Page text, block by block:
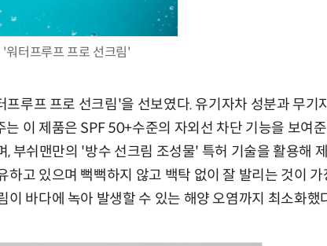
워터프루프 프로 선크림'
루프 프로 선크림'을 선보였다. 유기자차 성분과 무기
이 제품은 SPF 50+수준의 자외선 차단 기능을 보여준
부쉬맨만의 '방수 선크림 조성물' 특허 기술을 활용해 제
고 있으며 뻑뻑하지 않고 백탁 없이 잘 발리는 것이 가
바다에 녹아 발생할 수 있는 해양 오염까지 최소화했